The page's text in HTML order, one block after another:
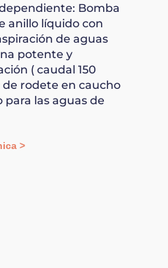
Bomba
anillo líquido con
de aguas
potente y
( caudal 150
rodete en caucho
las aguas de
>